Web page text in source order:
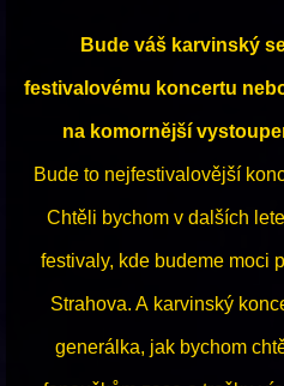
Bude váš karvinský
festivalovému koncertu
na komornější
Bude to nejfestivalovější
Chtěli bychom v dalších
festivaly, kde budeme moci
Strahova. A karvinský
generálka, jak bychom